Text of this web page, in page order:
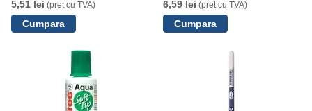
5,51 lei (pret cu TVA)
6,59 lei (pret cu TVA)